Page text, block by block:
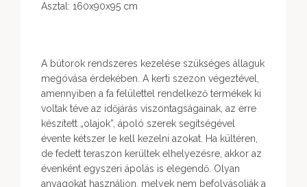
Asztal: 160x90x95 cm
A bútorok rendszeres kezelése szükséges állaguk
megóvása érdekében. A kerti szezon végeztével,
amennyiben a fa felülettel rendelkező termékek ki
voltak téve az időjárás viszontagságainak, az erre
készített „olajok”, ápoló szerek segítségével
évente kétszer le kell kezelni azokat. Ha kültéren,
de fedett teraszon kerültek elhelyezésre, akkor az
évenként egyszeri ápolás is elegendő. Olyan
anyagokat használjon, melyek nem befolyásolják a